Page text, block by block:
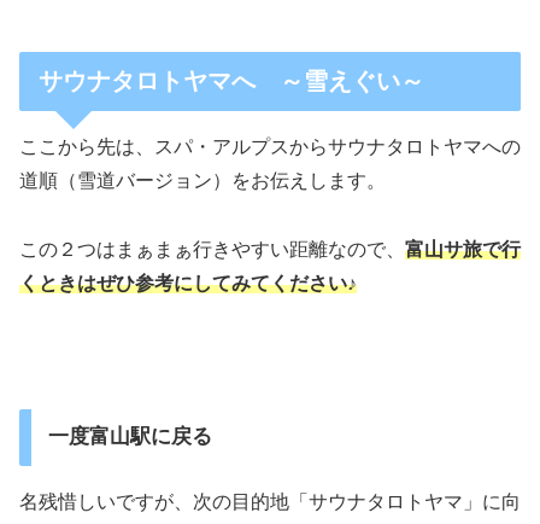
サウナタロトヤマへ ～雪えぐい～
ここから先は、スパ・アルプスからサウナタロトヤマへの
道順（雪道バージョン）をお伝えします。
この２つはまぁまぁ行きやすい距離なので、 富山サ旅で行
くときはぜひ参考にしてみてください♪
一度富山駅に戻る
名残惜しいですが、次の目的地「サウナタロトヤマ」に向